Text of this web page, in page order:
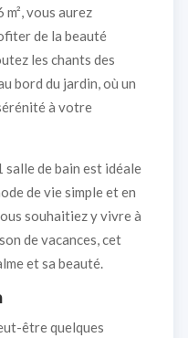
vous aurez
de la beauté
les chants des
bord du jardin, où un
à votre
salle de bain est idéale
de vie simple et en
souhaitiez y vivre à
de vacances, cet
et sa beauté.
être quelques